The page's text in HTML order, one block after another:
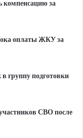
компенсацию за
оплаты ЖКУ за
группу подготовки
СВО после